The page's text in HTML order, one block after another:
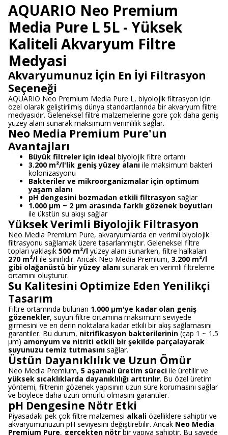
AQUARIO Neo Premium
Media Pure L 5L - Yüksek
Kaliteli Akvaryum Filtre
Medyasi
Akvaryumunuz İçin En İyi Filtrasyon
Seçeneği
AQUARIO Neo Premium Media Pure L, biyolojik filtrasyon için
özel olarak geliştirilmiş dünya standartlarında bir akvaryum filtre
medyasıdır. Geleneksel filtre malzemelerine göre çok daha geniş
yüzey alanı sunarak maksimum verimlilik sağlar.
Neo Media Premium Pure'un
Avantajları
Büyük filtreler için ideal biyolojik filtre ortamı
3.200 m²/l'lik geniş yüzey alanı ile maksimum bakteri
kolonizasyonu
Bakteriler ve mikroorganizmalar için optimum
yaşam alanı
pH dengesini bozmadan etkili filtrasyon sağlar
1.000 µm ~ 2 µm arasında farklı gözenek boyutları
ile ükstün su akışı sağlar
Yüksek Verimli Biyolojik Filtrasyon
Neo Media Premium Pure, akvaryumlarda en verimli biyolojik
filtrasyonu sağlamak üzere tasarlanmıştır. Geleneksel filtre
topları yaklaşık 500 m²/l yüzey alanı sunarken, filtre halkaları
270 m²/l ile sınırlıdır. Ancak Neo Media Premium, 3.200 m²/l
gibi olağanüstü bir yüzey alanı sunarak en verimli filtreleme
ortamını oluşturur.
Su Kalitesini Optimize Eden Yenilikçi
Tasarım
Filtre ortamında bulunan 1.000 µm'ye kadar olan geniş
gözenekler, suyun filtre ortamına maksimum seviyede
girmesini ve en derin noktalara kadar etkili bir akış sağlamasını
garantiler. Bu durum, nitrifikasyon bakterilerinin (çap 1 ~ 1.5
µm) amonyum ve nitriti etkili bir şekilde parçalayarak
suyunuzu temiz tutmasını sağlar.
Üstün Dayanıklılık ve Uzun Ömür
Neo Media Premium, 5 aşamalı üretim süreci ile üretilir ve
yüksek sıcaklıklarda dayanıklılığı arttırılır. Bu özel üretim
yöntemi, filtrenin gözenek yapısının uzun süre korumasını sağlar
ve böylece daha uzun ömürlü olmasını garantiler.
pH Dengesine Nötr Etki
Piyasadaki pek çok filtre malzemesi alkali özelliklere sahiptir ve
akvaryumunuzun pH seviyesini değiştirebilir. Ancak Neo Media
Premium Pure, gerçekten nötrbir yapıya sahiptir. Bu sayede